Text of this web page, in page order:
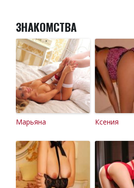
ЗНАКОМСТВА
Марьяна Ксения